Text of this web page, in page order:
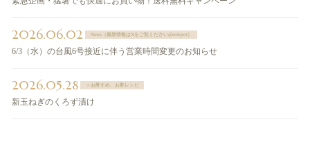
2026.06.02 News（最新情報はXをご覧ください@sntspot）
6/3（水）の台風6号接近に伴う営業時間変更のお知らせ
2026.05.28 ＞お酢すめ、お酢レシピ
新玉ねぎのくろず漬け